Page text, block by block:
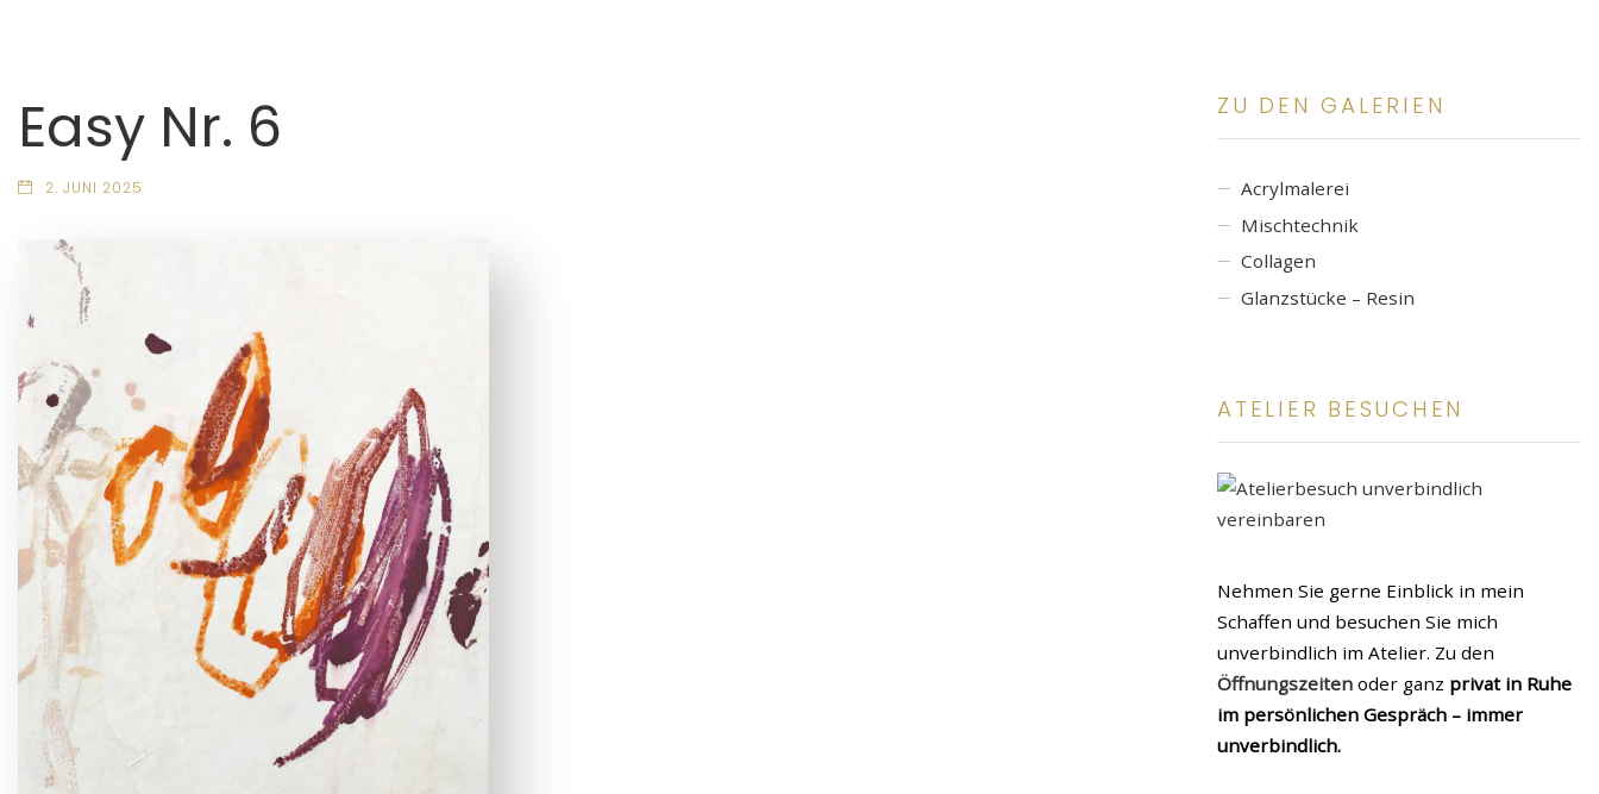
Easy Nr. 6
2. JUNI 2025
ZU DEN GALERIEN
Acrylmalerei
Mischtechnik
Collagen
Glanzstücke – Resin
ATELIER BESUCHEN
Nehmen Sie gerne Einblick in mein
Schaffen und besuchen Sie mich
unverbindlich im Atelier. Zu den
Öffnungszeiten oder ganz privat in Ruhe
im persönlichen Gespräch – immer
unverbindlich.